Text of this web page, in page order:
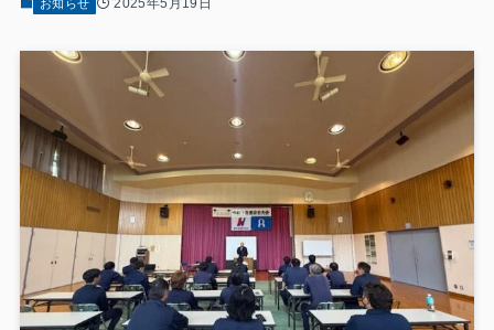
お知らせ 2025年5月19日